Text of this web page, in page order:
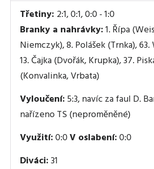
Třetiny: 2:1, 0:1, 0:0 - 1:0
Branky a nahrávky:1. Řípa
Niemczyk), 8. Polášek (Trnka), 63.
13. Čajka (Dvořák, Krupka), 37.
(Konvalinka, Vrbata)
Vyloučení: 5:3, navíc za faul D.
nařízeno TS (neproměněné)
Využití:0:0V oslabení:0:0
Diváci:31